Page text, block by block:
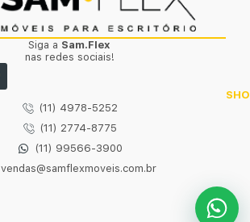
Siga a Sam.Flex
nas redes sociais!
(11) 4978-5252
(11) 2774-8775
(11) 99566-3900
vendas@samflexmoveis.com.br